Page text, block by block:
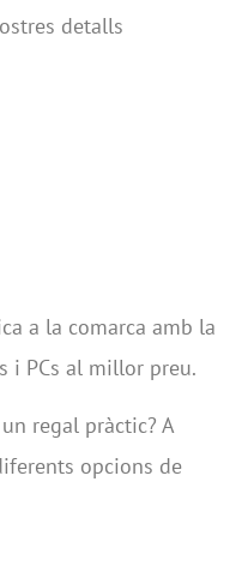
detalls
a la comarca amb la
PCs al millor preu.
regal pràctic? A
opcions de